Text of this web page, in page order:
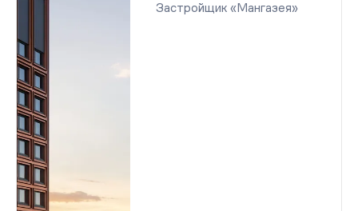
Застройщик «Мангазея»